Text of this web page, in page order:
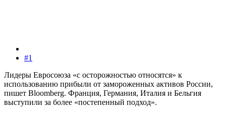
#1
Лидеры Евросоюза «с осторожностью относятся» к
использованию прибыли от замороженных активов России,
пишет Bloomberg. Франция, Германия, Италия и Бельгия
выступили за более «постепенный подход».